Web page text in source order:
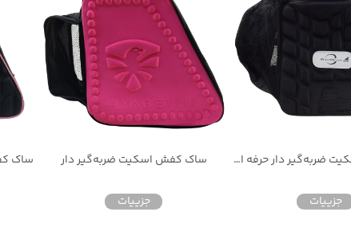
ساک کفش اسکیت ضربه‌گیر دار حرفه ای
جزییات
ساک کفش اسکیت ضربه‌گیر دار
جزییات